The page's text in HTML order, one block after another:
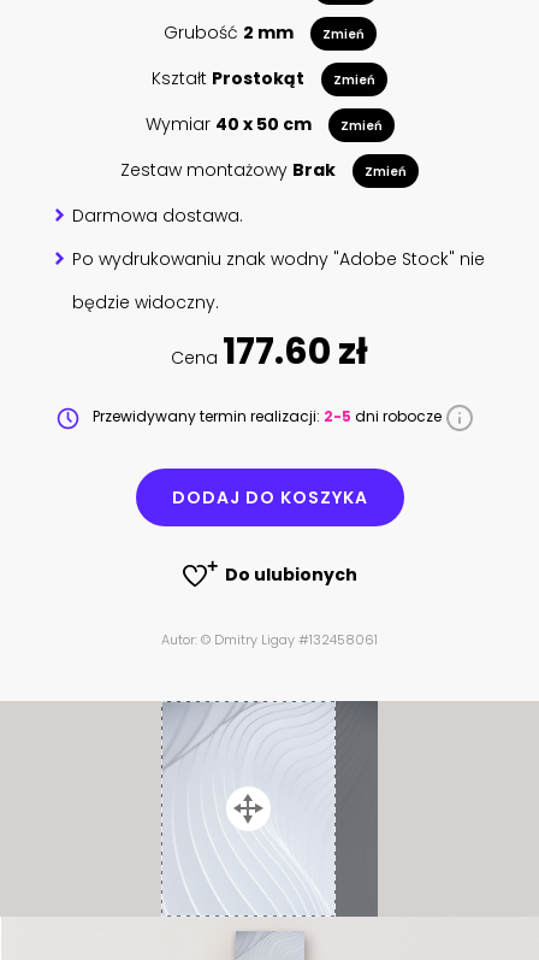
Grubość 2 mm Zmień
Kształt Prostokąt Zmień
Wymiar 40 x 50 cm Zmień
Zestaw montażowy Brak Zmień
Darmowa dostawa.
Po wydrukowaniu znak wodny "Adobe Stock" nie
będzie widoczny.
Cena 177.60 zł
Przewidywany termin realizacji: 2-5 dni robocze
DODAJ DO KOSZYKA
Do ulubionych
Autor: © Dmitry Ligay #132458061